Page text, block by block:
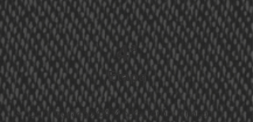
4ª
Etapa
Configuração CAM para Torno: Criação